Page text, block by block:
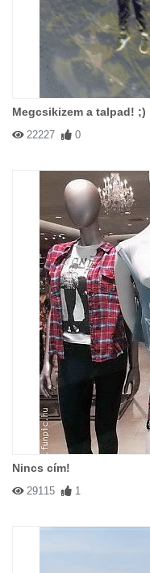
Megcsikizem a talpad! ;)
22227 0
Nincs cím!
29115 1